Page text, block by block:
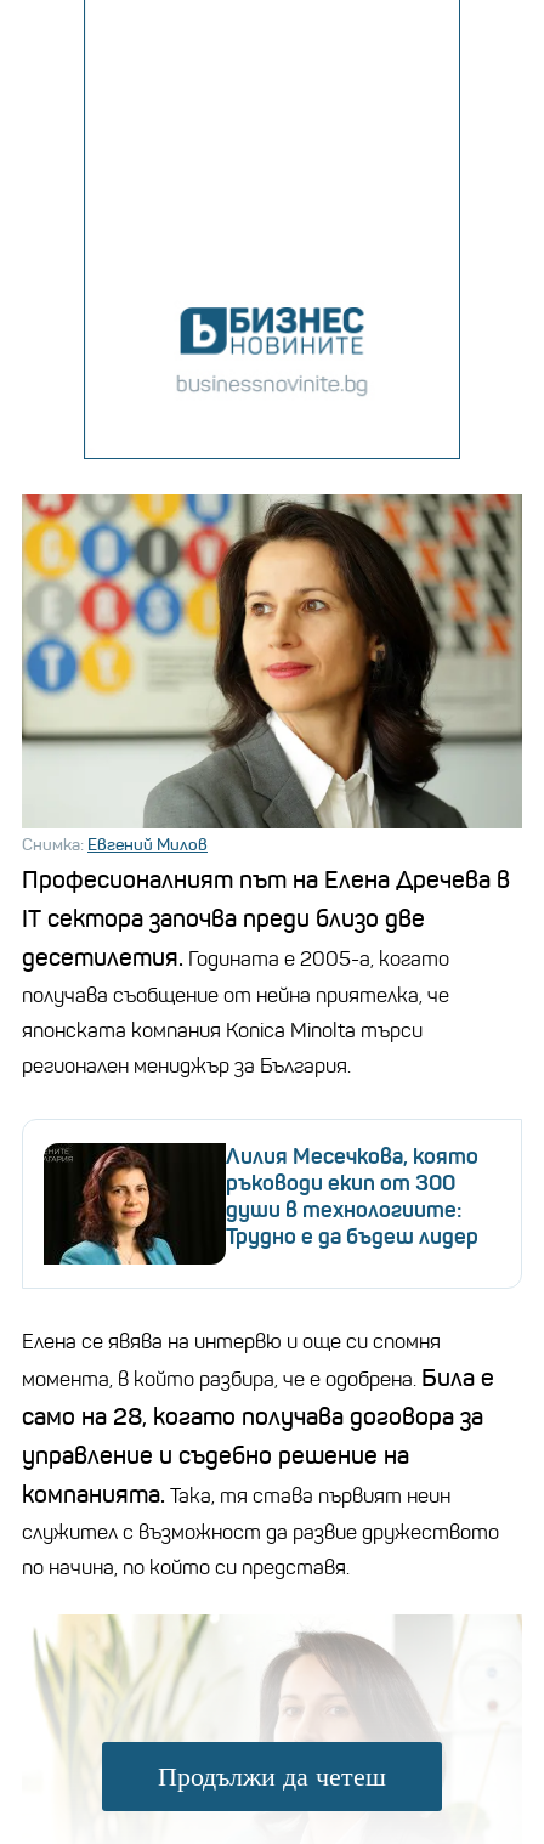
Снимка: Евгений Милов
Професионалният път на Елена Дречева в
IT сектора започва преди близо две
десетилетия. Годината е 2005-а, когато
получава съобщение от нейна приятелка, че
японската компания Konica Minolta търси
регионален мениджър за България.
Лилия Месечкова, която
ръководи екип от 300
души в технологиите:
Трудно е да бъдеш лидер
Елена се явява на интервю и още си спомня
момента, в който разбира, че е одобрена. Била е
само на 28, когато получава договора за
управление и съдебно решение на
компанията. Така, тя става първият неин
служител с възможност да развие дружеството
по начина, по който си представя.
Продължи да четеш